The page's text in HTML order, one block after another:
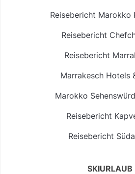
Reisebericht Marokko
Reisebericht
Reisebericht
Marrakesch Hotels
Marokko
Reisebericht
Reisebericht
SKIURLAUB